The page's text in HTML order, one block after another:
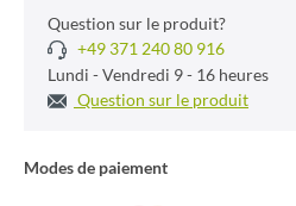
Question sur le produit?
+49 371 240 80 916
Lundi - Vendredi 9 - 16 heures
Question sur le produit
Modes de paiement